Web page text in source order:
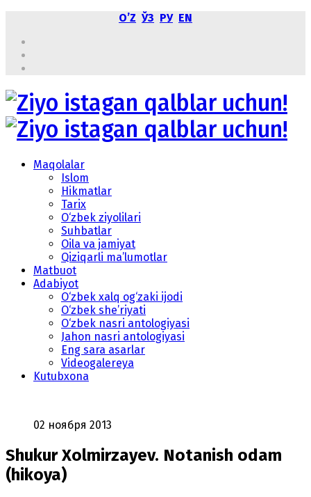
OʼZ ЎЗ РУ EN
Maqolalar
Islom
Hikmatlar
Tarix
O‘zbek ziyolilari
Suhbatlar
Oila va jamiyat
Qiziqarli ma’lumotlar
Matbuot
Adabiyot
O‘zbek xalq og‘zaki ijodi
O‘zbek she’riyati
O‘zbek nasri antologiyasi
Jahon nasri antologiyasi
Eng sara asarlar
Videogalereya
Kutubxona
02 ноября 2013
Shukur Xolmirzayev. Notanish odam
(hikoya)